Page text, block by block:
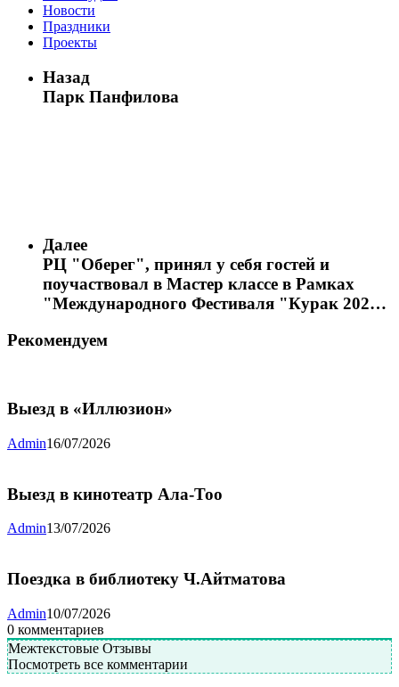
Новости
Праздники
Проекты
Назад
Парк Панфилова
Далее
РЦ "Оберег", принял у себя гостей и
поучаствовал в Мастер классе в Рамках
"Международного Фестиваля "Курак 2025"
Рекомендуем
Выезд в «Иллюзион»
Admin16/07/2026
Выезд в кинотеатр Ала-Тоо
Admin13/07/2026
Поездка в библиотеку Ч.Айтматова
Admin10/07/2026
0 комментариев
Межтекстовые Отзывы
Посмотреть все комментарии